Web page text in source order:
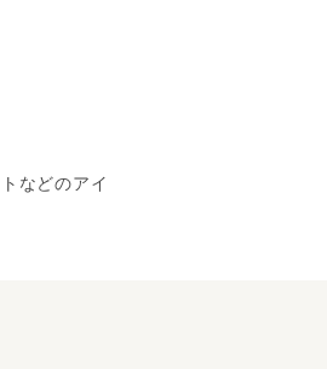
などのアイ